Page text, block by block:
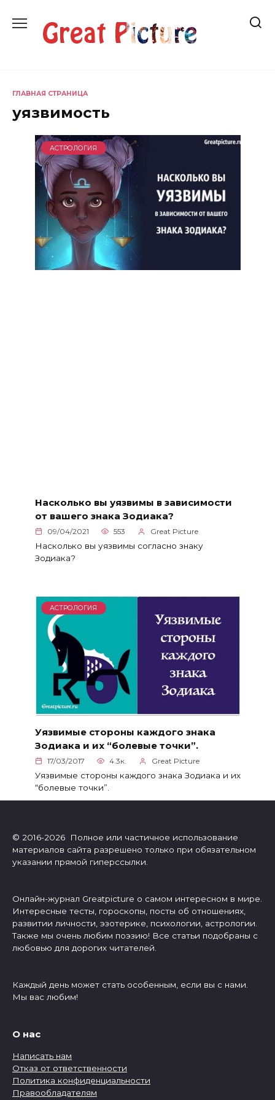
содержанию
ГЛАВНАЯ СТРАНИЦА
уязвимость
АСТРОЛОГИЯ
Насколько вы уязвимы в зависимости
от вашего знака Зодиака?
09/04/2021 553 Great Picture
Насколько вы уязвимы согласно знаку
Зодиака?
АСТРОЛОГИЯ
Уязвимые стороны каждого знака
Зодиака и их “болевые точки”.
17/03/2017 4.3к. Great Picture
Уязвимые стороны каждого знака Зодиака и их
“болевые точки”.
© 2016-2026 Полное или частичное использование
материалов сайта разрешено только при обязательном
указании прямой гиперссылки.
Онлайн-журнал Greatpicture о самом интересном в мире.
Интересные тесты, гороскопы, посты об отношениях,
развитии личности, эзотерике, психологии, астрологии.
Также мы очень любим поэзию! Все статьи подобраны с
любовью для дорогих читателей.
Каждый день может стать особенным, если вы с нами.
Мы вас любим!
О нас
Написать нам
Отказ от ответственности
Политика конфиденциальности
Правообладателям